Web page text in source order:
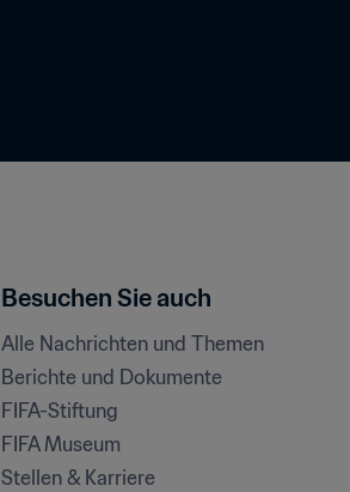
Besuchen Sie auch
Alle Nachrichten und Themen
Berichte und Dokumente
FIFA-Stiftung
FIFA Museum
Stellen & Karriere